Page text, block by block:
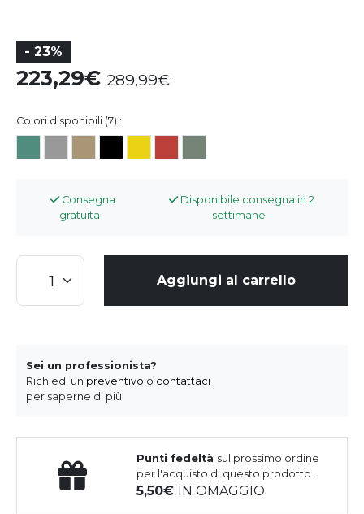
- 23%
223,29 289,99
Colori disponibili (7) :
Consegna
gratuita
Disponibile consegna in 2
settimane
Aggiungi al carrello
Sei un professionista?
Richiedi un preventivo o contattaci
per saperne di più.
Punti fedeltà sul prossimo ordine
per l'acquisto di questo prodotto.
5,50 IN OMAGGIO